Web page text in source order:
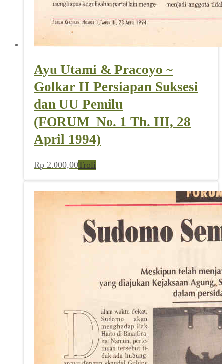
Ayu Utami & Pracoyo ~
Golkar II Persiapan Suksesi
dan UU Pemilu
(FORUM_No. 1 Th. III, 28
April 1994)
Rp 2.000,00Troli